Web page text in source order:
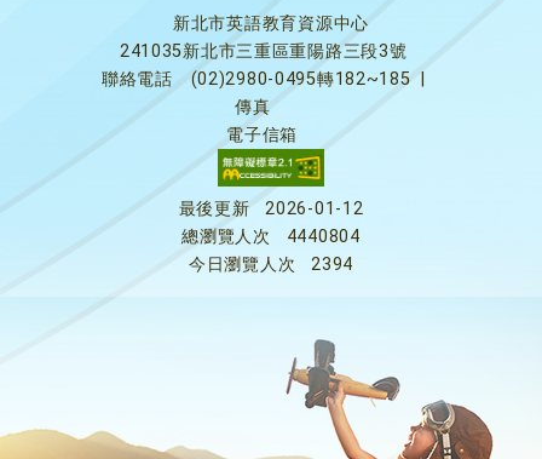
新北市英語教育資源中心
241035新北市三重區重陽路三段3號
聯絡電話
(02)2980-0495轉182~185
傳真
電子信箱
最後更新
2026-01-12
總瀏覽人次
4440804
今日瀏覽人次
2394